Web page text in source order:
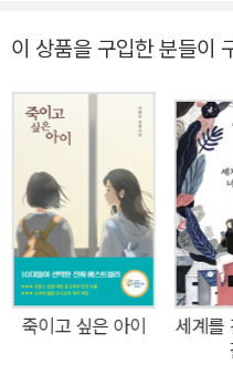
상의 완벽한 속편의 모습으로.
세우는 이야기이다. 이야기를
는지 모르겠다. 아무리 무너
만 하는 것이 삶이므로.” - 이
심할 수 없는 이야기가 끝나
지는 순간, 숨죽여 이를 지켜
눈물을 흘리게 될 것이다. 그
는 희망에 관한 이야기’이다.
없는, 청소년 문학의 존재 이
‘재미’있게 ‘감동’적으로 창
이 상품을 구입한 분들이
죽이고 싶은 아이
세계를